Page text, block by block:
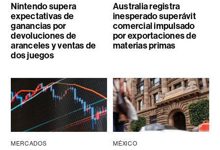
Nintendo supera
expectativas de
ganancias por
devoluciones de
aranceles y ventas de
dos juegos
Australia registra
inesperado superávit
comercial impulsado
por exportaciones de
materias primas
MERCADOS MÉXICO